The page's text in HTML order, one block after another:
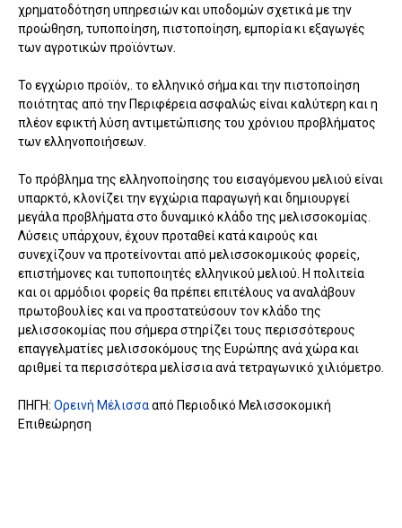
χρηματοδότηση υπηρεσιών και υποδομών σχετικά με την
προώθηση, τυποποίηση, πιστοποίηση, εμπορία κι εξαγωγές
των αγροτικών προϊόντων.
Το εγχώριο προϊόν,. το ελληνικό σήμα και την πιστοποίηση
ποιότητας από την Περιφέρεια ασφαλώς είναι καλύτερη και η
πλέον εφικτή λύση αντιμετώπισης του χρόνιου προβλήματος
των ελληνοποιήσεων.
Το πρόβλημα της ελληνοποίησης του εισαγόμενου μελιού είναι
υπαρκτό, κλονίζει την εγχώρια παραγωγή και δημιουργεί
μεγάλα προβλήματα στο δυναμικό κλάδο της μελισσοκομίας.
Λύσεις υπάρχουν, έχουν προταθεί κατά καιρούς και
συνεχίζουν να προτείνονται από μελισσοκομικούς φορείς,
επιστήμονες και τυποποιητές ελληνικού μελιού. Η πολιτεία
και οι αρμόδιοι φορείς θα πρέπει επιτέλους να αναλάβουν
πρωτοβουλίες και να προστατεύσουν τον κλάδο της
μελισσοκομίας που σήμερα στηρίζει τους περισσότερους
επαγγελματίες μελισσοκόμους της Ευρώπης ανά χώρα και
αριθμεί τα περισσότερα μελίσσια ανά τετραγωνικό χιλιόμετρο.
ΠΗΓΗ: Ορεινή Μέλισσααπό Περιοδικό Μελισσοκομική
Επιθεώρηση